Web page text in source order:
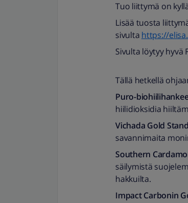
Tuo liittymä on
Lisää tuosta
sivulta https://
Sivulta löytyy hyvä
Tällä hetkellä
Puro-
hiilidioksidia
Vichada Gold
savannimaita
Southern
säilymistä
hakkuilta.
Impact Carbonin